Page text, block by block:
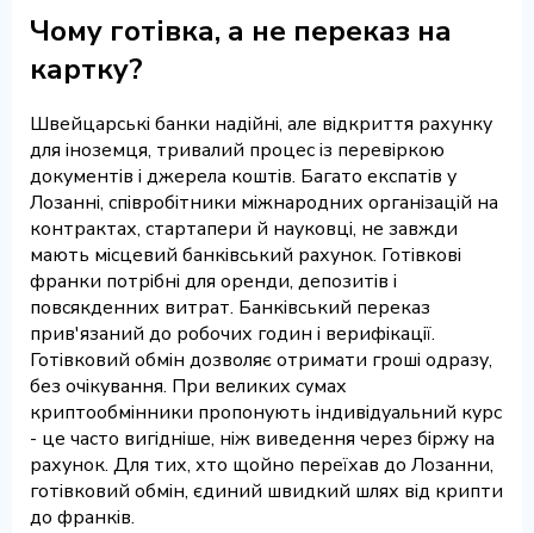
Чому готівка, а не переказ на
картку?
Швейцарські банки надійні, але відкриття рахунку
для іноземця, тривалий процес із перевіркою
документів і джерела коштів. Багато експатів у
Лозанні, співробітники міжнародних організацій на
контрактах, стартапери й науковці, не завжди
мають місцевий банківський рахунок. Готівкові
франки потрібні для оренди, депозитів і
повсякденних витрат. Банківський переказ
прив'язаний до робочих годин і верифікації.
Готівковий обмін дозволяє отримати гроші одразу,
без очікування. При великих сумах
криптообмінники пропонують індивідуальний курс
- це часто вигідніше, ніж виведення через біржу на
рахунок. Для тих, хто щойно переїхав до Лозанни,
готівковий обмін, єдиний швидкий шлях від крипти
до франків.